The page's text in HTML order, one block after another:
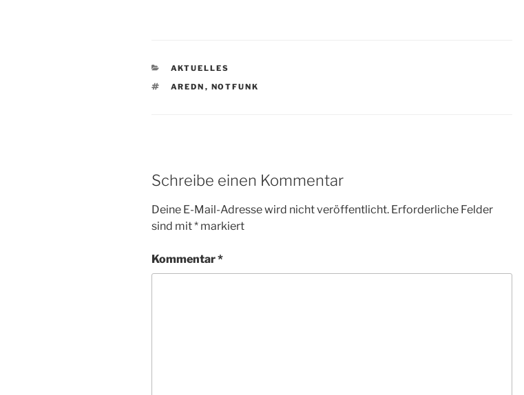
KATEGORIEN
AKTUELLES
SCHLAGWÖRTER
AREDN , NOTFUNK
Schreibe einen Kommentar
Deine E-Mail-Adresse wird nicht veröffentlicht. Erforderliche Felder
sind mit* markiert
Kommentar*